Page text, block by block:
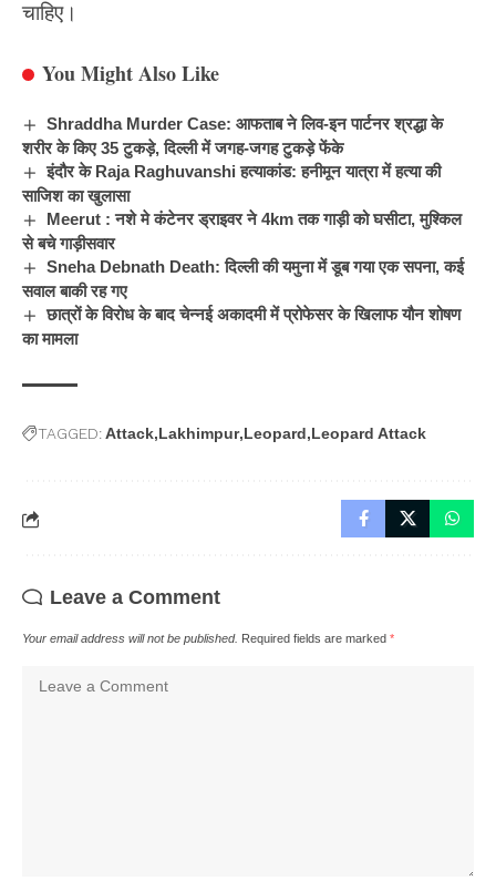
चाहिए।
You Might Also Like
Shraddha Murder Case: आफताब ने लिव-इन पार्टनर श्रद्धा के
शरीर के किए 35 टुकड़े, दिल्ली में जगह-जगह टुकड़े फेंके
इंदौर के Raja Raghuvanshi हत्याकांड: हनीमून यात्रा में हत्या की
साजिश का खुलासा
Meerut : नशे मे कंटेनर ड्राइवर ने 4km तक गाड़ी को घसीटा, मुश्किल
से बचे गाड़ीसवार
Sneha Debnath Death: दिल्ली की यमुना में डूब गया एक सपना, कई
सवाल बाकी रह गए
छात्रों के विरोध के बाद चेन्नई अकादमी में प्रोफेसर के खिलाफ यौन शोषण
का मामला
TAGGED:Attack Lakhimpur Leopard Leopard Attack
Leave a Comment
Your email address will not be published. Required fields are marked *